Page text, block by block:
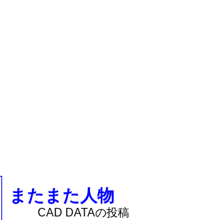
またまた人物
CAD DATAの投稿